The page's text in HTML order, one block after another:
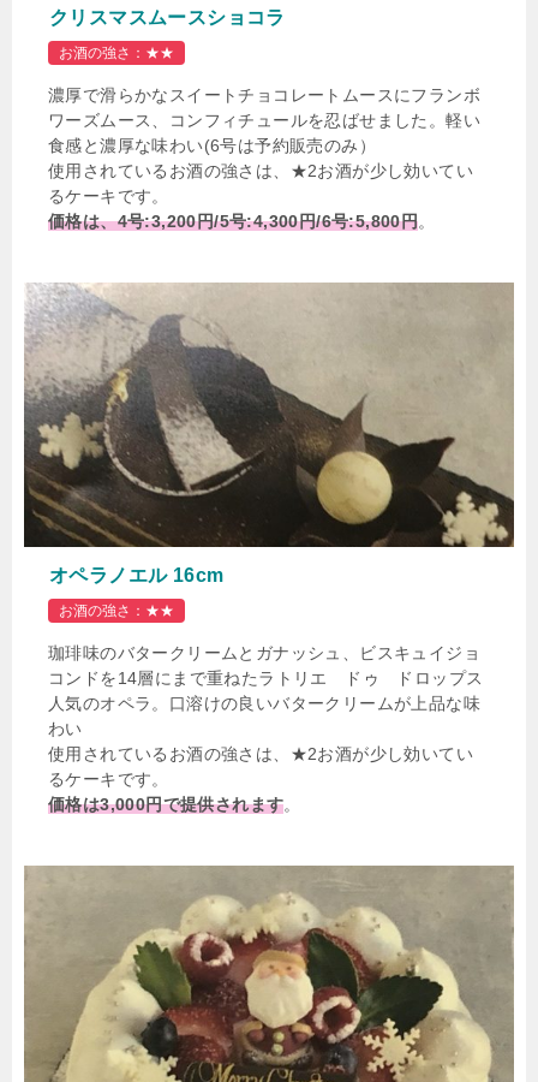
クリスマスムースショコラ
お酒の強さ：★★
濃厚で滑らかなスイートチョコレートムースにフランボ
ワーズムース、コンフィチュールを忍ばせました。軽い
食感と濃厚な味わい(6号は予約販売のみ）
使用されているお酒の強さは、★2お酒が少し効いてい
るケーキです。
価格は、4号:3,200円/5号:4,300円/6号:5,800円。
オペラノエル 16cm
お酒の強さ：★★
珈琲味のバタークリームとガナッシュ、ビスキュイジョ
コンドを14層にまで重ねたラトリエ ドゥ ドロップス
人気のオペラ。口溶けの良いバタークリームが上品な味
わい
使用されているお酒の強さは、★2お酒が少し効いてい
るケーキです。
価格は3,000円で提供されます。